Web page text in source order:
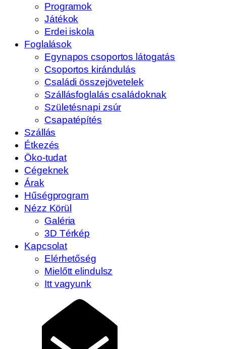
Programok
Játékok
Erdei iskola
Foglalások
Egynapos csoportos látogatás
Csoportos kirándulás
Családi összejövetelek
Szállásfoglalás családoknak
Születésnapi zsúr
Csapatépítés
Szállás
Étkezés
Öko-tudat
Cégeknek
Árak
Hűségprogram
Nézz Körül
Galéria
3D Térkép
Kapcsolat
Elérhetőség
Mielőtt elindulsz
Itt vagyunk